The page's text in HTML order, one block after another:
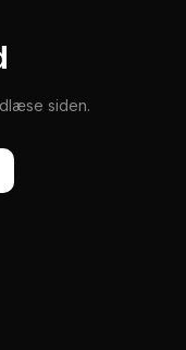
siden.